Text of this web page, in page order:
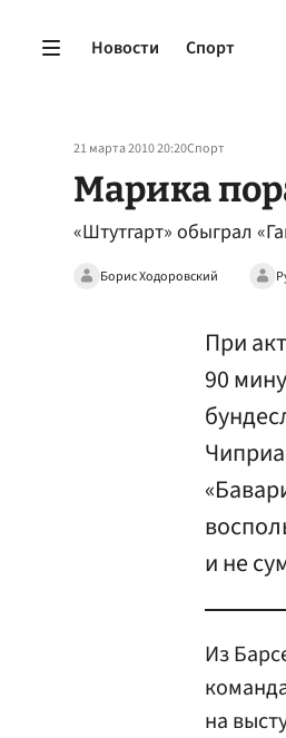
Новости Спорт
21 марта 2010 20:20Спорт
Марика
«Штутгарт» обыграл
Борис Ходоровский
При
90
и не
Из
на